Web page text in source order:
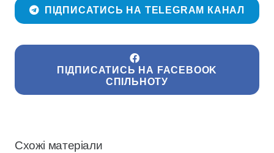
ПІДПИСАТИСЬ НА TELEGRAM КАНАЛ
ПІДПИСАТИСЬ НА FACEBOOK
СПІЛЬНОТУ
Схожі матеріали